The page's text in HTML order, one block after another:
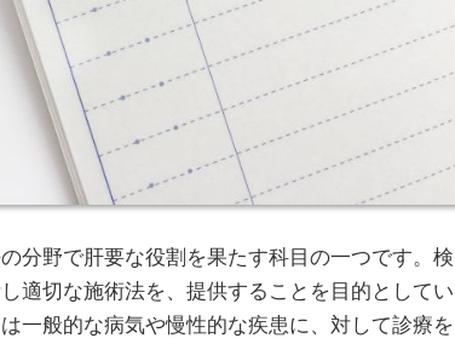
分野で肝要な役割を果たす科目の一つです。 検
適切な施術法を、提供することを目的としてい
一般的な病気や慢性的な疾患に、対して診療を